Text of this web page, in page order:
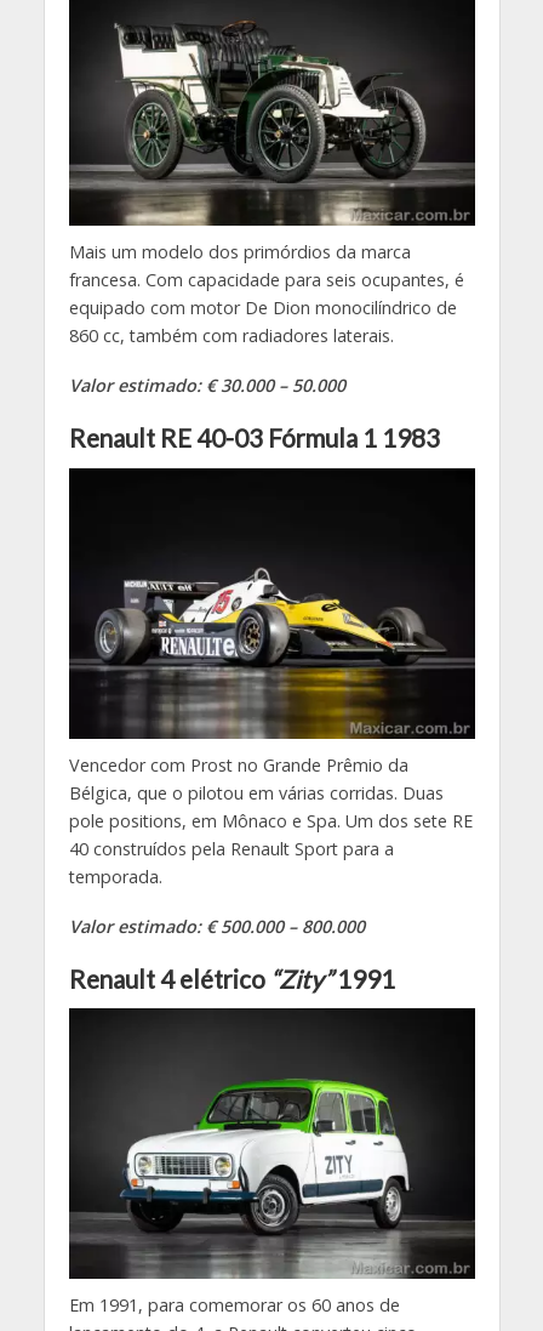
Mais um modelo dos primórdios da marca
francesa. Com capacidade para seis ocupantes, é
equipado com motor De Dion monocilíndrico de
860 cc, também com radiadores laterais.
Valor estimado: € 30.000 – 50.000
Renault RE 40-03 Fórmula 1 1983
Vencedor com Prost no Grande Prêmio da
Bélgica, que o pilotou em várias corridas. Duas
pole positions, em Mônaco e Spa. Um dos sete RE
40 construídos pela Renault Sport para a
temporada.
Valor estimado: € 500.000 – 800.000
Renault 4 elétrico “Zity”1991
Em 1991, para comemorar os 60 anos de